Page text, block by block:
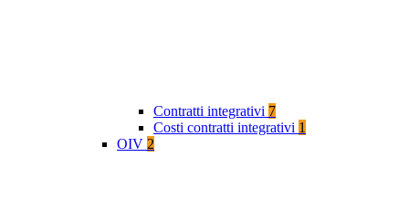
Contratti integrativi 7
Costi contratti integrativi 1
OIV 2